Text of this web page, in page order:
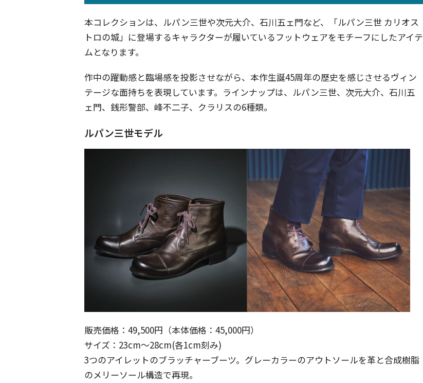
本コレクションは、ルパン三世や次元大介、石川五ェ門など、「ルパン三世 カリオス
トロの城」に登場するキャラクターが履いているフットウェアをモチーフにしたアイテ
ムとなります。
作中の躍動感と臨場感を投影させながら、本作生誕45周年の歴史を感じさせるヴィン
テージな面持ちを表現しています。ラインナップは、ルパン三世、次元大介、石川五
ェ門、銭形警部、峰不二子、クラリスの6種類。
ルパン三世モデル
販売価格：49,500円（本体価格：45,000円）
サイズ：23cm～28cm(各1cm刻み)
3つのアイレットのブラッチャーブーツ。グレーカラーのアウトソールを革と合成樹脂
のメリーソール構造で再現。